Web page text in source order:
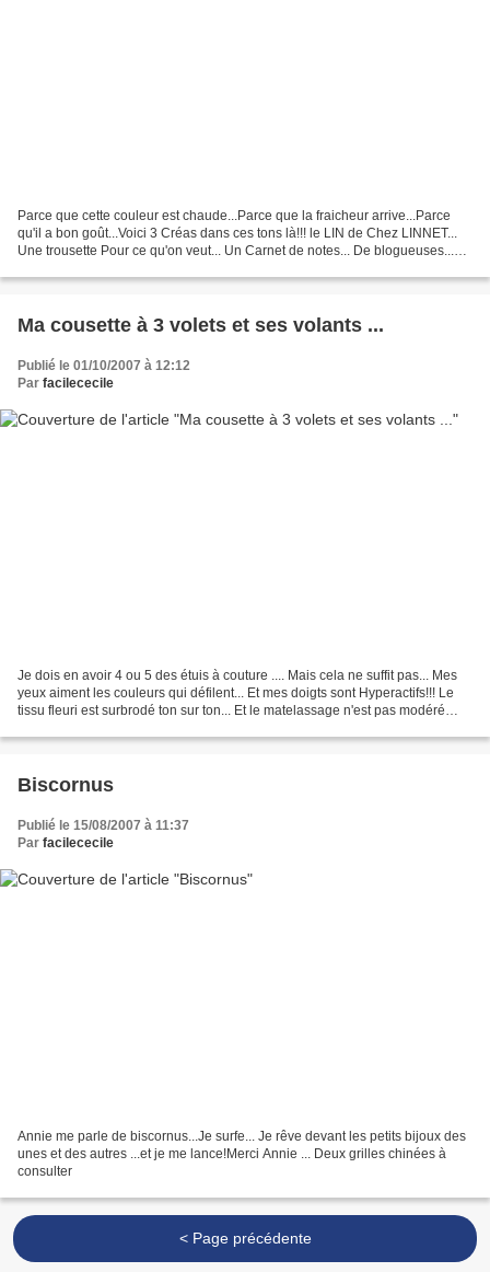
Parce que cette couleur est chaude...Parce que la fraicheur arrive...Parce
qu'il a bon goût...Voici 3 Créas dans ces tons là!!! le LIN de Chez LINNET...
Une trousette Pour ce qu'on veut... Un Carnet de notes... De blogueuses...et
Ma cousette à 3 volets et ses volants ...
Publié le 01/10/2007 à 12:12
Par facilececile
Je dois en avoir 4 ou 5 des étuis à couture .... Mais cela ne suffit pas... Mes
yeux aiment les couleurs qui défilent... Et mes doigts sont Hyperactifs!!! Le
tissu fleuri est surbrodé ton sur ton... Et le matelassage n'est pas modéré
Biscornus
Publié le 15/08/2007 à 11:37
Par facilececile
Annie me parle de biscornus...Je surfe... Je rêve devant les petits bijoux des
unes et des autres ...et je me lance!Merci Annie ... Deux grilles chinées à
consulter
< Page précédente